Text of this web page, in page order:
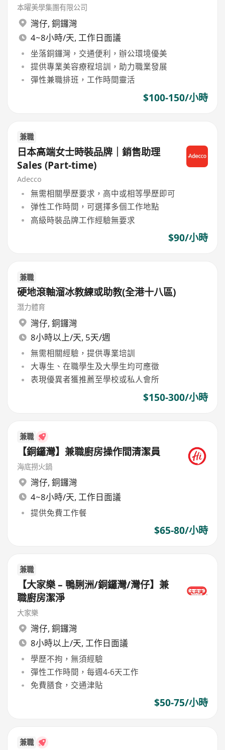
本曜美學集團有限公司
灣仔, 銅鑼灣
4~8小時/天, 工作日面議
坐落銅鑼灣，交通便利，辦公環境優美
提供專業美容療程培訓，助力職業發展
彈性兼職排班，工作時間靈活
$100-150/小時
兼職
日本高端女士時裝品牌｜銷售助理
Sales (Part-time)
Adecco
無需相關學歷要求，高中或相等學歷即可
弹性工作時間，可選擇多個工作地點
高級時裝品牌工作經驗無要求
$90/小時
兼職
硬地滾軸溜冰教練或助教(全港十八區)
潛力體育
灣仔, 銅鑼灣
8小時以上/天, 5天/週
無需相關經驗，提供專業培訓
大專生、在職學生及大學生均可應徵
表現優異者獲推薦至學校或私人會所
$150-300/小時
兼職
【銅鑼灣】兼職廚房操作間清潔員
海底撈火鍋
灣仔, 銅鑼灣
4~8小時/天, 工作日面議
提供免費工作餐
$65-80/小時
兼職
【大家樂 – 鴨脷洲/銅鑼灣/灣仔】兼
職廚房潔淨
大家樂
灣仔, 銅鑼灣
8小時以上/天, 工作日面議
學歷不拘，無須經驗
彈性工作時間，每週4-6天工作
免費膳食，交通津貼
$50-75/小時
兼職